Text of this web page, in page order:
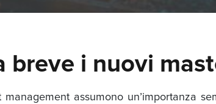
breve i nuovi
assumono un’importanza